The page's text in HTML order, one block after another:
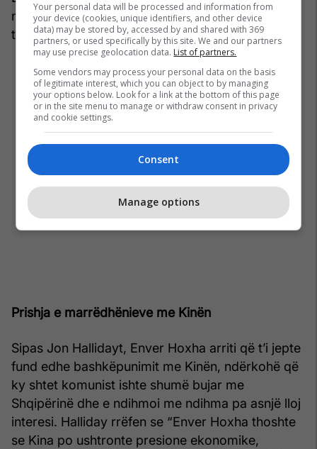
ngaqë shqiptarët i trembeshin demokratizimit’”,
thotë Halliday në librin e tij.
Prishja e marrëdhënieve me Kinën
Sipas Jon Hallidayt, Enver Hoxha arriti që t’i jepte
fund edhe bashkëpunimit me Kinën, ndërkohë që
ky shtet komunist ishte shumë bujar me
Shqipërinë dhe e ndihmoi me ndihma pa asnjë lloj
interesi. Halliday rrëfen se “Enver Hoxha thoshte
se Kina po ushtronte presione ekonomike,
Your personal data will be processed and information from
your device (cookies, unique identifiers, and other device
data) may be stored by, accessed by and shared with 369
partners, or used specifically by this site. We and our partners
may use precise geolocation data. List of partners.
Some vendors may process your personal data on the basis
of legitimate interest, which you can object to by managing
your options below. Look for a link at the bottom of this page
or in the site menu to manage or withdraw consent in privacy
and cookie settings.
Consent
Manage options